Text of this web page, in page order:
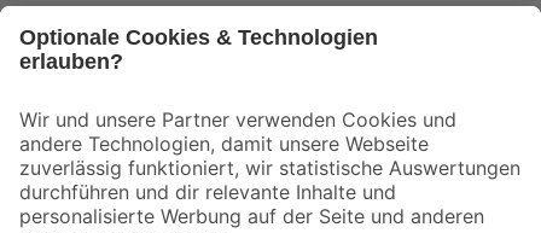
Der toom Newsletter: Keine Angebote und Aktionen mehr verpassen!
Zur Newsletter Anmeldung